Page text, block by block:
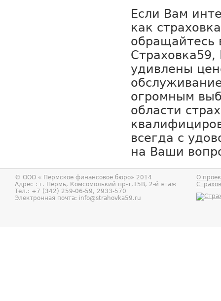
Если Вам
как
удивлены
огромным
области
всегда с
на Ваши
© ООО « Пермское финансовое бюро» 2014
Адрес : г. Пермь, Комсомолький пр-т,15В, 2-й этаж
Тел.: +7 (342) 259-06-59, 2933-570
Электронная почта: info@strahovka59.ru
О